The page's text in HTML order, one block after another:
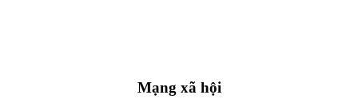
Mạng xã hội